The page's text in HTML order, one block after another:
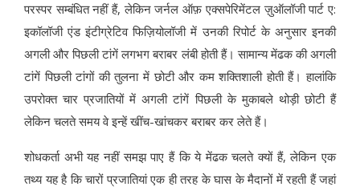
परस्पर सम्बंधित नहीं हैं, लेकिन जर्नल ऑफ़ एक्सपेरिमेंटल ज़ुऑलॉजी पार्ट ए:
इकॉलॉजी एंड इंटीग्रेटिव फिज़ियोलॉजी में उनकी रिपोर्ट के अनुसार इनकी
अगली और पिछली टांगें लगभग बराबर लंबी होती हैं। सामान्य मेंढक की अगली
टांगें पिछली टांगों की तुलना में छोटी और कम शक्तिशाली होती हैं। हालांकि
उपरोक्त चार प्रजातियों में अगली टांगें पिछली के मुकाबले थोड़ी छोटी हैं
लेकिन चलते समय वे इन्हें खींच-खांचकर बराबर कर लेते हैं।
शोधकर्ता अभी यह नहीं समझ पाए हैं कि ये मेंढक चलते क्यों हैं, लेकिन एक
तथ्य यह है कि चारों प्रजातियां एक ही तरह के घास के मैदानों में रहती हैं जहां